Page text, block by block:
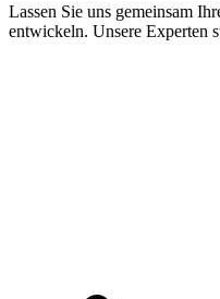
Lassen Sie uns gemeinsam
entwickeln. Unsere Experten